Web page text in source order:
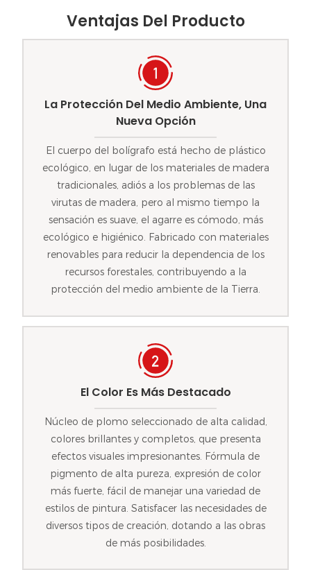
Ventajas Del Producto
La Protección Del Medio Ambiente, Una
Nueva Opción
El cuerpo del bolígrafo está hecho de plástico
ecológico, en lugar de los materiales de madera
tradicionales, adiós a los problemas de las
virutas de madera, pero al mismo tiempo la
sensación es suave, el agarre es cómodo, más
ecológico e higiénico. Fabricado con materiales
renovables para reducir la dependencia de los
recursos forestales, contribuyendo a la
protección del medio ambiente de la Tierra.
El Color Es Más Destacado
Núcleo de plomo seleccionado de alta calidad,
colores brillantes y completos, que presenta
efectos visuales impresionantes. Fórmula de
pigmento de alta pureza, expresión de color
más fuerte, fácil de manejar una variedad de
estilos de pintura. Satisfacer las necesidades de
diversos tipos de creación, dotando a las obras
de más posibilidades.